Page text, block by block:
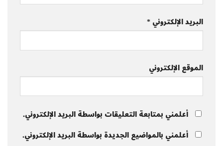
البريد الإلكتروني*
الموقع الإلكتروني
أعلمني بمتابعة التعليقات بواسطة البريد الإلكتروني.
أعلمني بالمواضيع الجديدة بواسطة البريد الإلكتروني.